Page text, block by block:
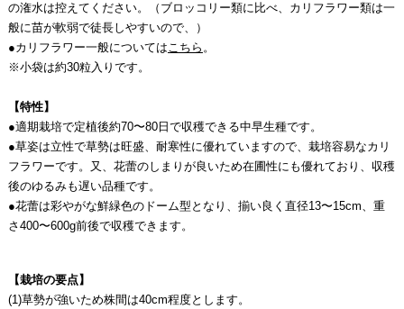
の潅水は控えてください。（ブロッコリー類に比べ、カリフラワー類は一
般に苗が軟弱で徒長しやすいので、）
●カリフラワー一般についてはこちら 。
※小袋は約30粒入りです。
【特性】
●適期栽培で定植後約70〜80日で収穫できる中早生種です。
●草姿は立性で草勢は旺盛、耐寒性に優れていますので、栽培容易なカリ
フラワーです。又、花蕾のしまりが良いため在圃性にも優れており、収穫
後のゆるみも遅い品種です。
●花蕾は彩やがな鮮緑色のドーム型となり、揃い良く直径13〜15cm、重
さ400〜600g前後で収穫できます。
【栽培の要点】
(1)草勢が強いため株間は40cm程度とします。